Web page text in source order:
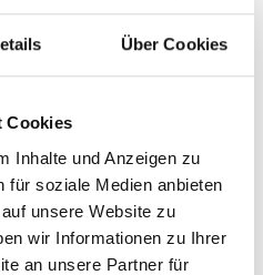
Über Cookies
Cookies
Inhalte und Anzeigen zu
für soziale Medien anbieten
unsere Website zu
wir Informationen zu Ihrer
an unsere Partner für
Kläger, weil die Kündigung
erfolgt sei. Das
wobei es an der